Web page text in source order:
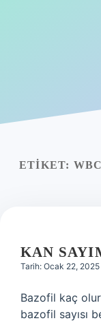
Yasal Uyarı
ETIKET:
KAN
Tarih: Ocak 22, 2025
Bazofil kaç
bazofil sayısı